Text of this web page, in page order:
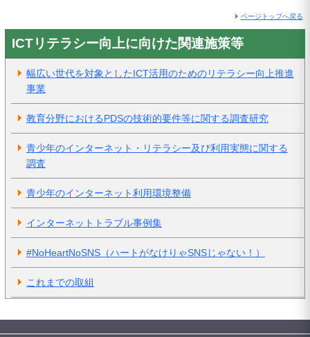
ページトップへ戻る
ICTリテラシー向上に向けた関連施策等
幅広い世代を対象としたICT活用のためのリテラシー向上推進
事業
教育分野におけるPDSの技術的要件等に関する調査研究
青少年のインターネット・リテラシー及び利用実態に関する
調査
青少年のインターネット利用環境整備
インターネットトラブル事例集
#NoHeartNoSNS（ハートがなけりゃSNSじゃない！）
これまでの取組